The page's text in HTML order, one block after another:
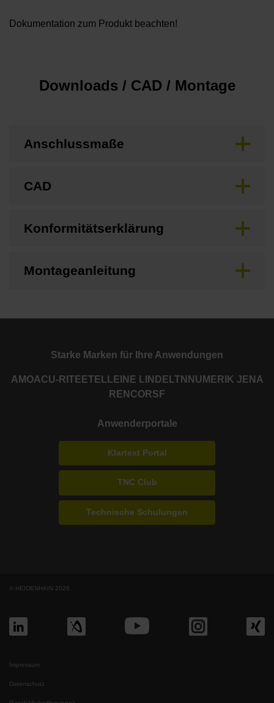
Dokumentation zum Produkt beachten!
Downloads / CAD / Montage
Anschlussmaße
CAD
Konformitätserklärung
Montageanleitung
Starke Marken für Ihre Anwendungen
AMOACU-RITE ETEL LEINE LINDE LTN NUMERIK JENA
RENCORSF
Anwenderportale
Klartext Portal
TNC Club
Technische Schulungen
© HEIDENHAIN 2026
Impressum
Datenschutz